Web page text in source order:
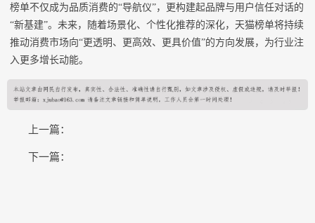
榜单不仅成为品质消费的“导航仪”，更构建起品牌与用户信任对话的
“新基建”。未来，随着场景化、个性化推荐的深化，天猫榜单将持续
推动消费市场向“更透明、更高效、更具价值”的方向发展，为行业注
入更多增长动能。
上一篇：
下一篇：